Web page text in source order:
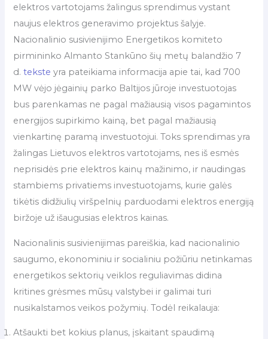
elektros vartotojams žalingus sprendimus vystant
naujus elektros generavimo projektus šalyje.
Nacionalinio susivienijimo Energetikos komiteto
pirmininko Almanto Stankūno šių metų balandžio 7
d.tekste yra pateikiama informacija apie tai, kad 700
MW vėjo jėgainių parko Baltijos jūroje investuotojas
bus parenkamas ne pagal mažiausią visos pagamintos
energijos supirkimo kainą, bet pagal mažiausią
vienkartinę paramą investuotojui. Toks sprendimas yra
žalingas Lietuvos elektros vartotojams, nes iš esmės
neprisidės prie elektros kainų mažinimo, ir naudingas
stambiems privatiems investuotojams, kurie galės
tikėtis didžiulių viršpelnių parduodami elektros energiją
biržoje už išaugusias elektros kainas.
Nacionalinis susivienijimas pareiškia, kad nacionalinio
saugumo, ekonominiu ir socialiniu požiūriu netinkamas
energetikos sektorių veiklos reguliavimas didina
kritines grėsmes mūsų valstybei ir galimai turi
nusikalstamos veikos požymių. Todėl reikalauja:
Atšaukti bet kokius planus, įskaitant spaudimą